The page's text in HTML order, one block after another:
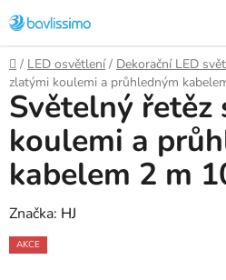
na
obsah
Domů
/ LED osvětlení / Dekorační LED
zlatými koulemi a průhledným
Světelný řetěz
koulemi a
kabelem 2 m
Značka: HJ
AKCE